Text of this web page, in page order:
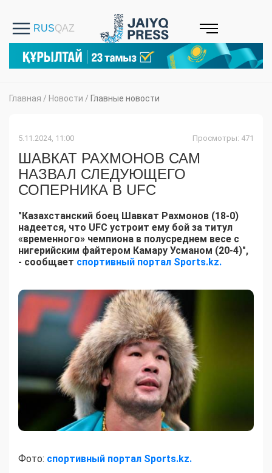
Главная / Новости / Главные новости
5.11.2024, 11:00 Просмотры: 471
ШАВКАТ РАХМОНОВ САМ
НАЗВАЛ СЛЕДУЮЩЕГО
СОПЕРНИКА В UFC
"Казахстанский боец Шавкат Рахмонов (18-0)
надеется, что UFC устроит ему бой за титул
«временного» чемпиона в полусреднем весе с
нигерийским файтером Камару Усманом (20-4)",
- сообщает спортивный портал Sports.kz.
Фото: спортивный портал Sports.kz.